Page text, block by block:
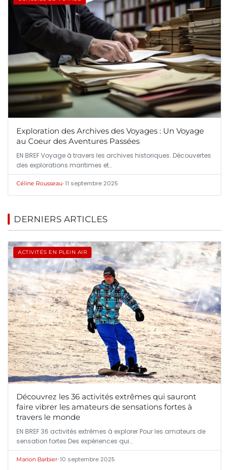
Exploration des Archives des Voyages : Un Voyage
au Coeur des Aventures Passées
EN BREF Voyage à travers les archives historiques. Découvertes
des explorations maritimes et…
Céline Rousseau•11 septembre 2025
DERNIERS ARTICLES
ACTIVITÉS EN PLEIN AIR
Découvrez les 36 activités extrêmes qui sauront
faire vibrer les amateurs de sensations fortes à
travers le monde
EN BREF 36 activités extrêmes à explorer Pour les amateurs de
sensation fortes Des expériences qui…
Marion Barbier•10 septembre 2025